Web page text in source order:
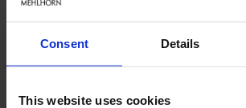
Consent Details
This website uses cookies